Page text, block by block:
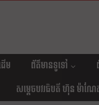
ម ព័ត៌មានទូទៅ
សម្តេចបវរធិបតី ហ៊ុន ម៉ាណែ